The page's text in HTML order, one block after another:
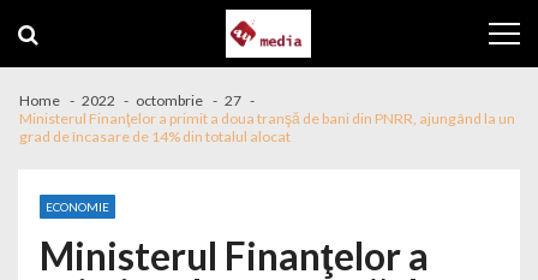
Home 2022 octombrie
27
Ministerul Finanţelor a primit a doua tranşă de bani din PNRR, ajungând la un
grad de încasare de 14% din totalul alocat
ECONOMIE
Ministerul Finanţelor a